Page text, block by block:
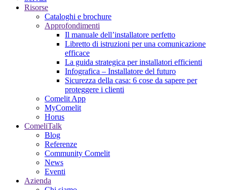
Risorse
Cataloghi e brochure
Approfondimenti
Il manuale dell’installatore perfetto
Libretto di istruzioni per una comunicazione
efficace
La guida strategica per installatori efficienti
Infografica – Installatore del futuro
Sicurezza della casa: 6 cose da sapere per
proteggere i clienti
Comelit App
MyComelit
Horus
ComeliTalk
Blog
Referenze
Community Comelit
News
Eventi
Azienda